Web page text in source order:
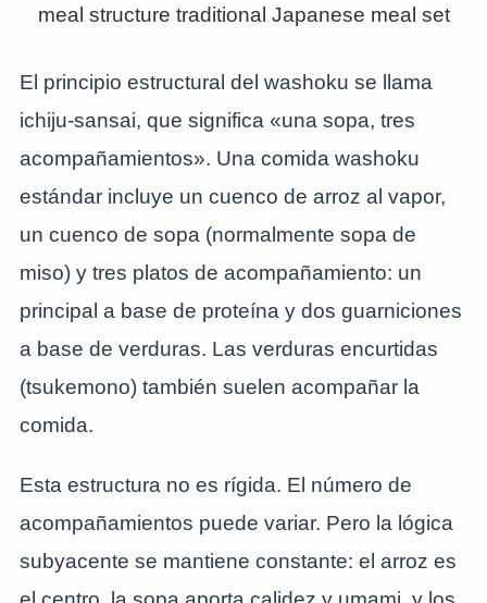
El principio estructural del washoku se llama
ichiju-sansai, que significa «una sopa, tres
acompañamientos». Una comida washoku
estándar incluye un cuenco de arroz al vapor,
un cuenco de sopa (normalmente sopa de
miso) y tres platos de acompañamiento: un
principal a base de proteína y dos guarniciones
a base de verduras. Las verduras encurtidas
(tsukemono) también suelen acompañar la
comida.
Esta estructura no es rígida. El número de
acompañamientos puede variar. Pero la lógica
subyacente se mantiene constante: el arroz es